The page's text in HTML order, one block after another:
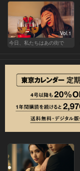
Vol.1
今日、私たちはあの街で